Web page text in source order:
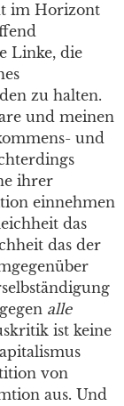
im Horizont
Linke, die
zu halten.
und meinen
und
ihrer
einnehmen
das
das der
alle
ist keine
von
aus. Und